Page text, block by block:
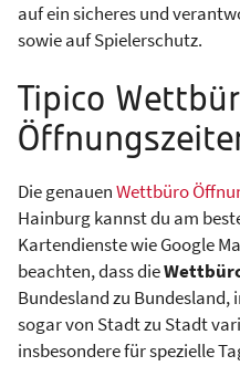
auf ein sicheres und
sowie auf Spielerschutz.
Tipico
Die genauenWettbüro
Hainburg kannst du am
Kartendienste wie Google
beachten, dass die
Bundesland zu Bundesland,
sogar von Stadt zu Stadt
insbesondere für spezielle